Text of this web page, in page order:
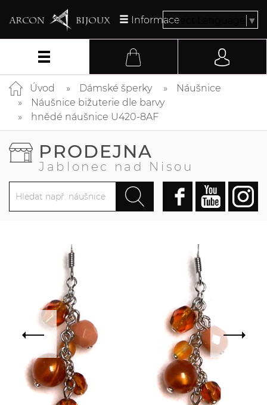
InformaceSelect Language ▼
Úvod Dámské šperky
Náušnice
Náušnice bižuterie dle barvy
hnědé náušnice U420-8AF
PRODEJNA
Jablonec nad Nisou